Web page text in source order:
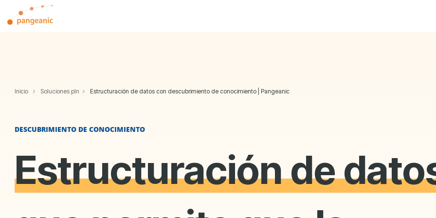
the
Inicio Soluciones pln Estructuración de datos con descubrimiento de conocimiento | Pangeanic
DESCUBRIMIENTO DE CONOCIMIENTO
Estructuración de